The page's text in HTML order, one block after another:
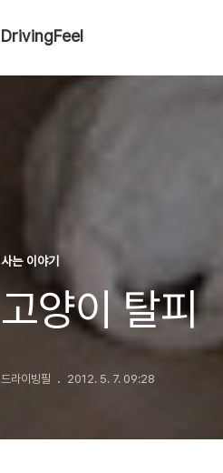
DrivingFeel
사는 이야기
고양이 탈피
드라이빙필 2012. 5. 7. 09:28